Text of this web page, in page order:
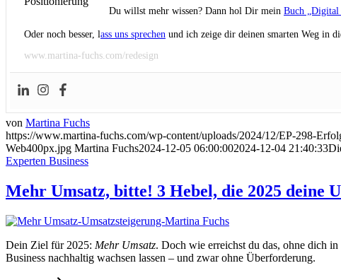
Du willst mehr wissen? Dann hol Dir mein Buch
Oder noch besser, lass uns sprechen und ich zeige dir deinen smarten Weg in
www.martina-fuchs.com/redesign
von Martina Fuchs
https://www.martina-fuchs.com/wp-content/uploads/2024/12/EP-298-
Web400px.jpg Martina Fuchs2024-12-05 06:00:002024-12-04 21:40:33
Experten Business
Mehr Umsatz, bitte! 3 Hebel, die 2025 deine
Dein Ziel für 2025: Mehr Umsatz. Doch wie erreichst du das, ohne dich
Business nachhaltig wachsen lassen – und zwar ohne Überforderung.